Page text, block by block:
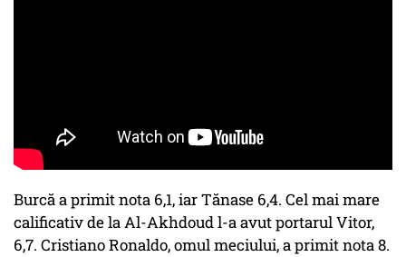
Burcă a primit nota 6,1, iar Tănase 6,4. Cel mai mare
calificativ de la Al-Akhdoud l-a avut portarul Vitor,
6,7. Cristiano Ronaldo, omul meciului, a primit nota 8.